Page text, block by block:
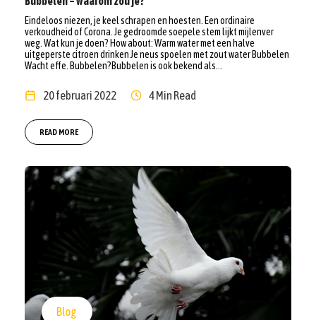
Eindeloos niezen, je keel schrapen en hoesten. Een ordinaire
verkoudheid of Corona. Je gedroomde soepele stem lijkt mijlenver
weg. Wat kun je doen? How about: Warm water met een halve
uitgeperste citroen drinken Je neus spoelen met zout water Bubbelen
Wacht effe. Bubbelen?Bubbelen is ook bekend als...
20 februari 2022 4 Min Read
READ MORE
Blog